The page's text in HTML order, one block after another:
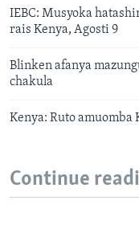
IEBC: Musyoka
rais Kenya, Agosti 9
Blinken afanya
chakula
Kenya: Ruto amuomba
Continue